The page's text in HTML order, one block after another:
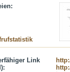
Link